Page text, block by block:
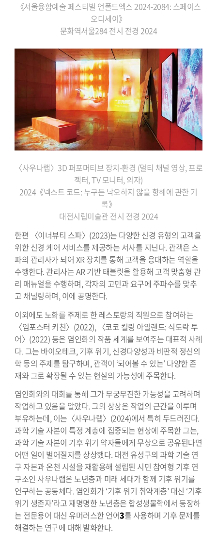
《서울융합예술 페스티벌 언폴드엑스 2024-2084: 스페이스
오디세이》
문화역서울284 전시 전경 2024
〈사우나랩〉3D 퍼포머티브 장치-환경 (멀티 채널 영상, 프로
젝터, TV 모니터, 의자)
2024《넥스트 코드: 누구든 낙오하지 않을 항해에 관한 기
록》
대전시립미술관 전시 전경 2024
한편 〈이너뷰티 스파〉(2023)는 다양한 신경 유형의 고객을
위한 신경 케어 서비스를 제공하는 서사를 지닌다. 관객은 스
파의 관리사가 되어 XR 장치를 통해 고객을 응대하는 역할을
수행한다. 관리사는 AR 기반 태블릿을 활용해 고객 맞춤형 관
리 매뉴얼을 수행하며, 각자의 고민과 요구에 주파수를 맞추
고 채널링하며, 이에 공명한다.
이외에도 노화를 주제로 한 레스토랑의 직원으로 참여하는
〈임포스터 키친〉(2022), 〈코코 킬링 아일랜드: 식도락 투
어〉(2022) 등은 염인화의 작품 세계를 보여주는 대표적 사례
다. 그는 바이오테크, 기후 위기, 신경다양성과 비판적 정신의
학 등의 주제를 탐구하며, 관객이 ‘되어볼 수 있는’ 다양한 존
재와 그로 확장될 수 있는 현실의 가능성에 주목한다.
염인화와의 대화를 통해 그가 무궁무진한 가능성을 고려하며
작업하고 있음을 알았다. 그의 상상은 작업의 근간을 이루며
부유하는데, 이는〈사우나랩〉(2024)에서 특히 두드러진다.
과학 기술 자본이 특정 계층에 집중되는 현상에 주목한 그는,
과학 기술 자본이 기후 위기 약자들에게 무상으로 공유된다면
어떤 일이 벌어질지를 상상했다. 대전 유성구의 과학 기술 연
구 자본과 온천 시설을 재활용해 설립된 시민 참여형 기후 연
구소인 사우나랩은 노년층과 미래 세대가 함께 기후 위기를
연구하는 공동체다. 염인화가 ‘기후 위기 취약계층’ 대신 ‘기후
위기 생존자’라고 재명명한 노년층은 합성생물학에서 등장하
는 전문용어 대신 유머러스한 언어3를 사용하며 기후 문제를
해결하는 연구에 대해 발화한다.